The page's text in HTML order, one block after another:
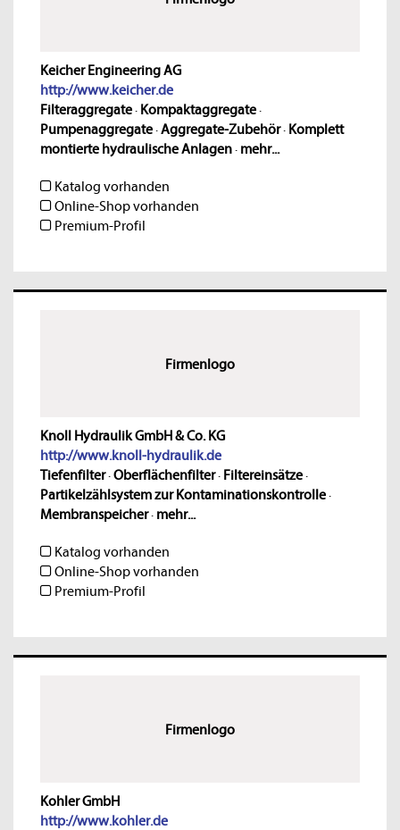
Keicher Engineering AG
http://www.keicher.de
Filteraggregate· Kompaktaggregate·
Pumpenaggregate·Aggregate-Zubehör· Komplett
montierte hydraulische Anlagen· mehr...
Katalog vorhanden
Online-Shop vorhanden
Premium-Profil
Firmenlogo
Knoll Hydraulik GmbH & Co. KG
http://www.knoll-hydraulik.de
Tiefenfilter·Oberflächenfilter· Filtereinsätze·
Partikelzählsystem zur Kontaminationskontrolle·
Membranspeicher· mehr...
Katalog vorhanden
Online-Shop vorhanden
Premium-Profil
Firmenlogo
Kohler GmbH
http://www.kohler.de